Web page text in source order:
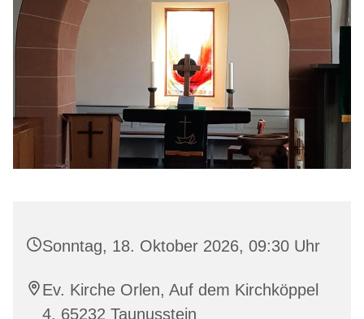
Sonntag, 18. Oktober 2026, 09:30 Uhr
Ev. Kirche Orlen, Auf dem Kirchköppel
4, 65232 Taunusstein